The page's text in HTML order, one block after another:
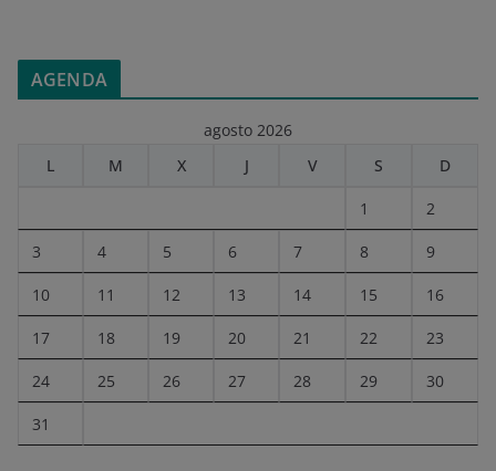
AGENDA
agosto 2026
L
M X J V S D
1 2
3 4 5 6 7 8 9
10 11 12 13 14 15 16
17 18 19 20 21 22 23
24 25 26 27 28 29 30
31